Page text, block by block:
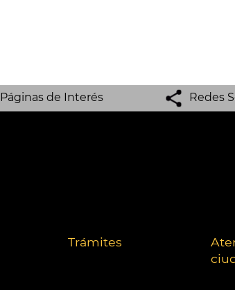
Páginas de Interés Redes
Trámites